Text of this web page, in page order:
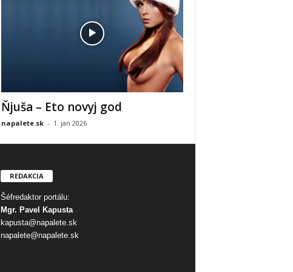
Ňjuša – Eto novyj god
napalete.sk - 1. jan 2026
REDAKCIA
Šéfredaktor portálu:
Mgr. Pavel Kapusta
kapusta@napalete.sk
napalete@napalete.sk